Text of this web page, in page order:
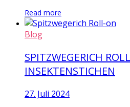
Read more
Blog
SPITZWEGERICH
INSEKTENSTICHEN
27. Juli 2024